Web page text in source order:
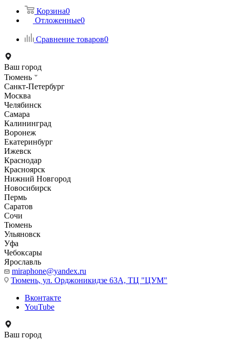
Корзина0
Отложенные0
Сравнение товаров0
Ваш город
Тюмень
Санкт-Петербург
Москва
Челябинск
Самара
Калининград
Воронеж
Екатеринбург
Ижевск
Краснодар
Красноярск
Нижний Новгород
Новосибирск
Пермь
Саратов
Сочи
Тюмень
Ульяновск
Уфа
Чебоксары
Ярославль
miraphone@yandex.ru
Тюмень, ул. Орджоникидзе 63А, ТЦ "ЦУМ"
Вконтакте
YouTube
Ваш город